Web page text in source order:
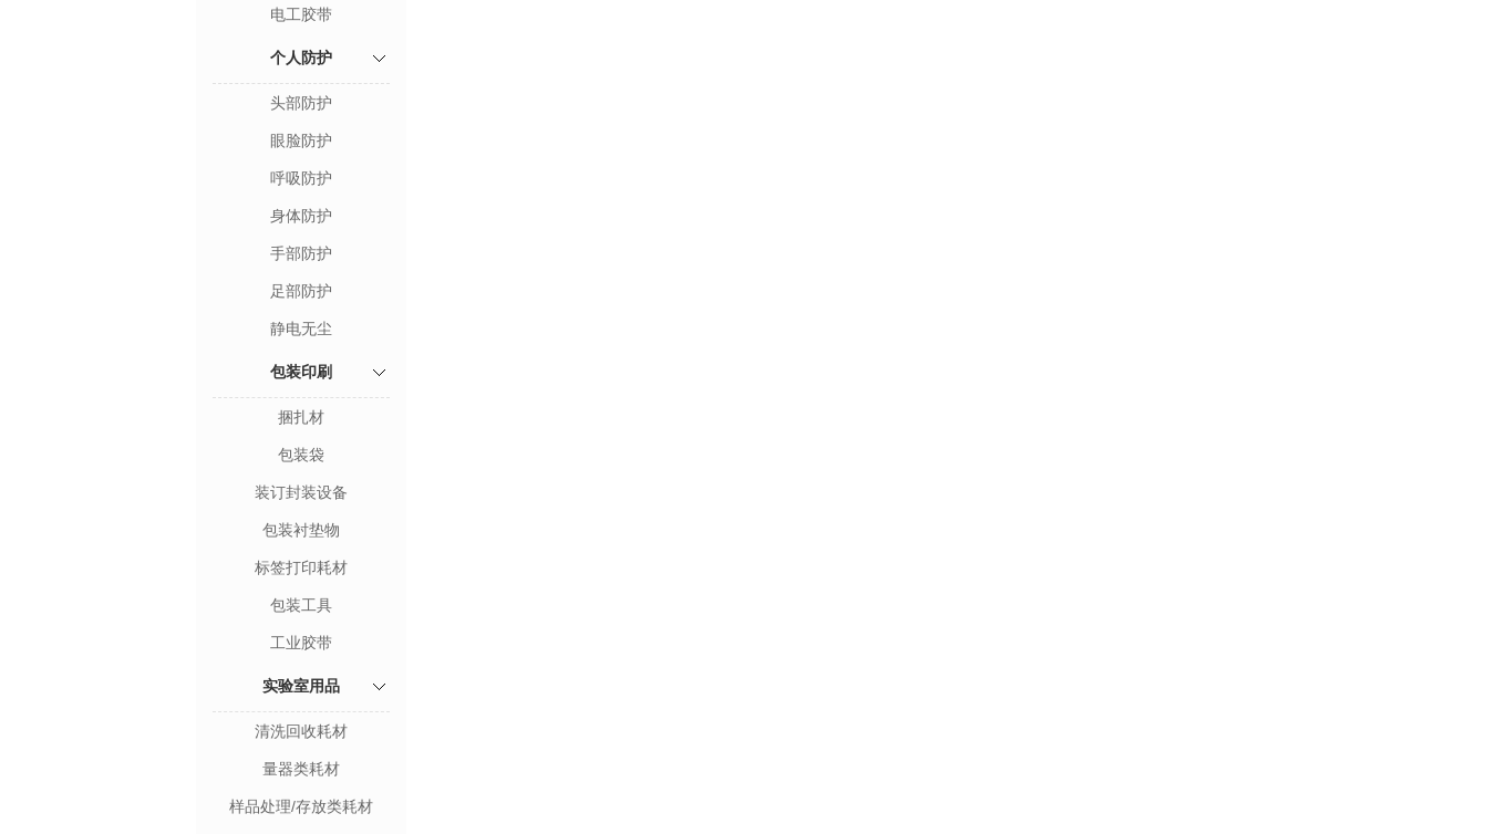
电工胶带
个人防护
头部防护
眼脸防护
呼吸防护
身体防护
手部防护
足部防护
静电无尘
包装印刷
捆扎材
包装袋
装订封装设备
包装衬垫物
标签打印耗材
包装工具
工业胶带
实验室用品
清洗回收耗材
量器类耗材
样品处理/存放类耗材